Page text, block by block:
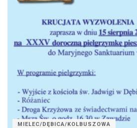
MIELEC/DĘBICA/KOLBUSZOWA